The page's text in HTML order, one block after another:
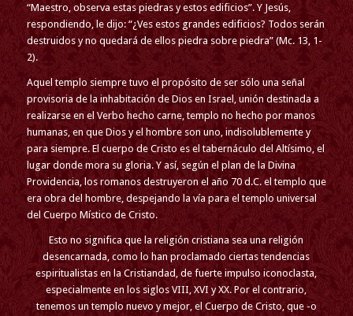
“Maestro, observa estas piedras y estos edificios”. Y Jesús,
respondiendo, le dijo: “¿Ves estos grandes edificios? Todos serán
destruidos y no quedará de ellos piedra sobre piedra” (Mc. 13, 1-
2).
Aquel templo siempre tuvo el propósito de ser sólo una señal
provisoria de la inhabitación de Dios en Israel, unión destinada a
realizarse en el Verbo hecho carne, templo no hecho por manos
humanas, en que Dios y el hombre son uno, indisolublemente y
para siempre. El cuerpo de Cristo es el tabernáculo del Altísimo, el
lugar donde mora su gloria. Y así, según el plan de la Divina
Providencia, los romanos destruyeron el año 70 d.C. el templo que
era obra del hombre, despejando la vía para el templo universal
del Cuerpo Místico de Cristo.
Esto no significa que la religión cristiana sea una religión
desencarnada, como lo han proclamado ciertas tendencias
espiritualistas en la Cristiandad, de fuerte impulso iconoclasta,
especialmente en los siglos VIII, XVI y XX. Por el contrario,
tenemos un templo nuevo y mejor, el Cuerpo de Cristo, que -o